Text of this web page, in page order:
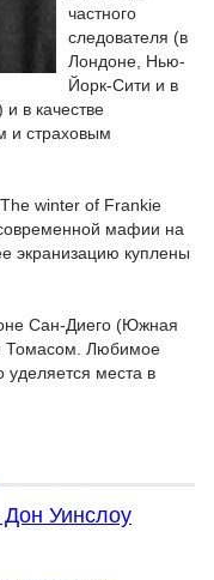
частного
следователя (в
Лондоне, Нью-
Йорк-Сити и в
в качестве
и страховым
winter of Frankie
мафии на
экранизацию куплены
Сан-Диего (Южная
Томасом. Любимое
места в
Уинслоу